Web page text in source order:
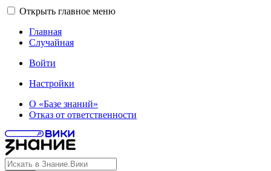
Открыть главное меню
Главная
Случайная
Войти
Настройки
О «Базе знаний»
Отказ от ответственности